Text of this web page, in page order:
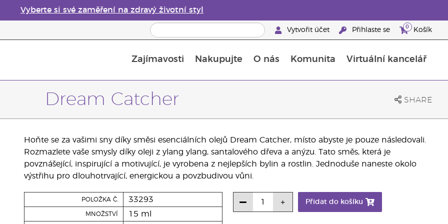
Vyberte si své zaměření na zdravý životní styl
Vytvořit účet Přihlaste se 0 Košík
Zajímavosti Nakupujte O nás Komunita Virtuální kancelář
Dream Catcher SHARE
Hoňte se za vašimi sny díky směsi esenciálních olejů Dream Catcher, místo abyste je pouze následovali.
Rozmazlete vaše smysly díky oleji z ylang ylang, santalového dřeva a anýzu. Tato směs, která je
povznášející, inspirující a motivující, je vyrobena z nejlepších bylin a rostlin. Jednoduše naneste okolo
výstřihu pro dlouhotrvající, energickou a povzbudivou vůni.
POLOŽKA Č. 33293
MNOŽSTVÍ 15 ml
Přidat do košíku